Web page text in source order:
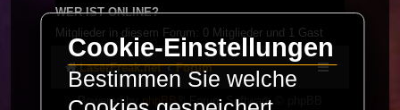
WER IST ONLINE?
Mitglieder in diesem Forum: 0 Mitglieder und 1 Gast
LaserFreak.net Forum
Powered byphpBB® Forum Software © phpBB
Cookie-Einstellungen
Bestimmen Sie welche